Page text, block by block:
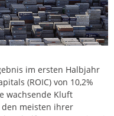
im ersten Halbjahr
(ROIC) von 10,2%
wachsende Kluft
meisten ihrer